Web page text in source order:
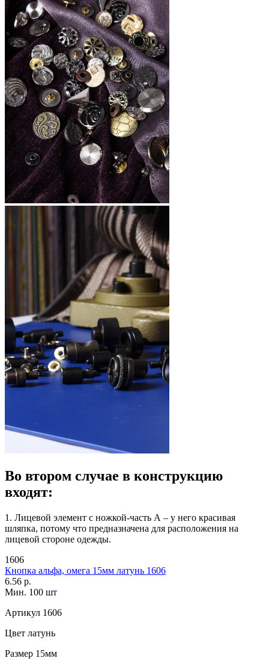
Во втором случае в конструкцию
входят:
1. Лицевой элемент с ножкой-часть А – у него красивая
шляпка, потому что предназначена для расположения на
лицевой стороне одежды.
1606
Кнопка альфа, омега 15мм латунь 1606
6.56 р.
Мин. 100 шт
Артикул 1606
Цвет латунь
Размер 15мм